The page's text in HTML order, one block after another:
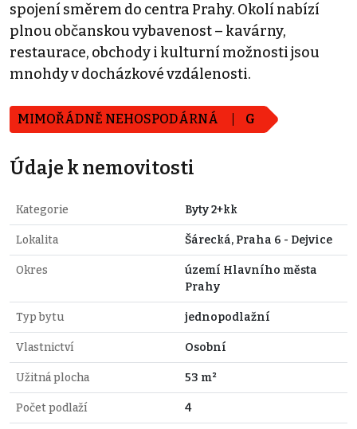
spojení směrem do centra Prahy. Okolí nabízí
plnou občanskou vybavenost – kavárny,
restaurace, obchody i kulturní možnosti jsou
mnohdy v docházkové vzdálenosti.
MIMOŘÁDNĚ NEHOSPODÁRNÁ G
Údaje k nemovitosti
Kategorie Byty 2+kk
Lokalita Šárecká, Praha 6 - Dejvice
Okres
území Hlavního města
Prahy
Typ bytu jednopodlažní
Vlastnictví Osobní
Užitná plocha 53 m²
Počet podlaží 4